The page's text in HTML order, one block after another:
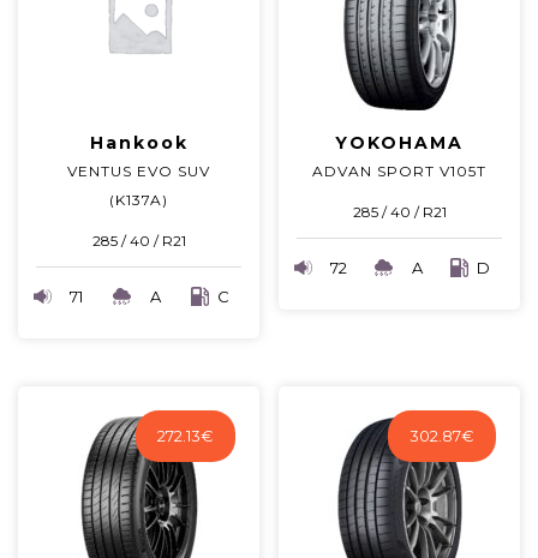
Hankook
VENTUS EVO SUV
(K137A)
285 / 40 / R21
71 A C
YOKOHAMA
ADVAN SPORT V105T
285 / 40 / R21
72 A D
272.13€ 302.87€